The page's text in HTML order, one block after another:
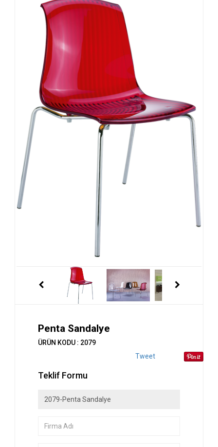
Penta Sandalye
ÜRÜN KODU : 2079
Tweet
Teklif Formu